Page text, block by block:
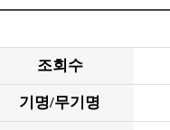
조회수
기명/무기명